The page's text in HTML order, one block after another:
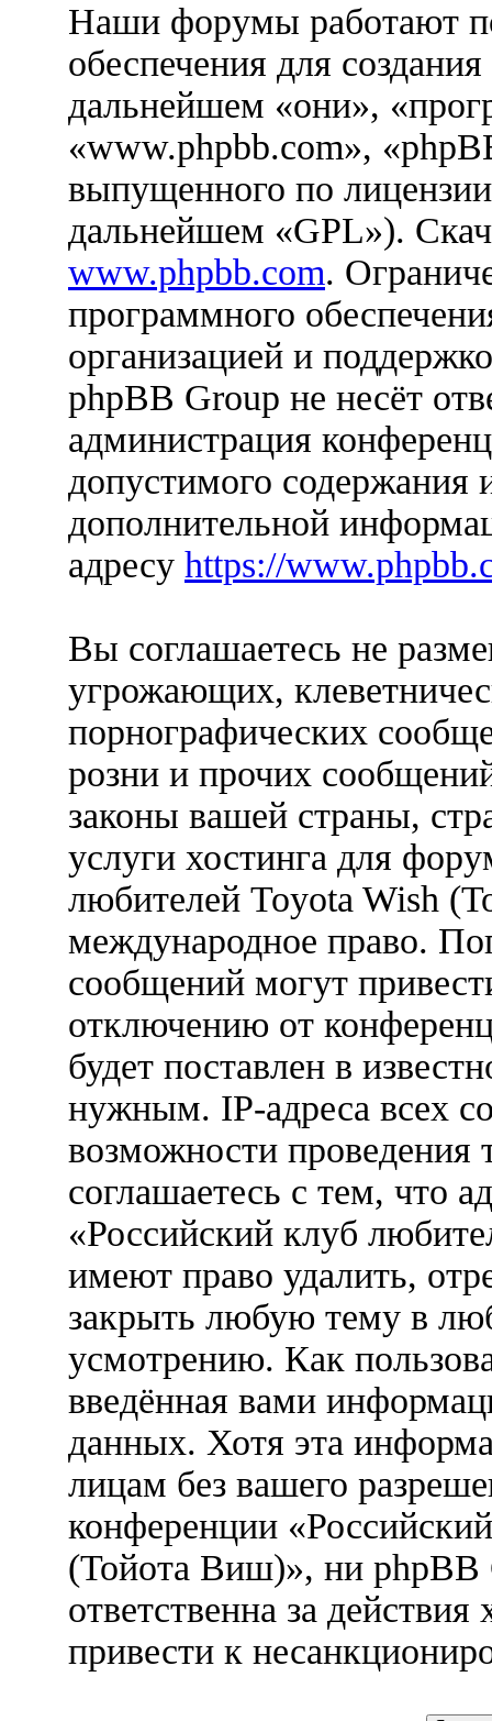
Наши форумы работают
обеспечения для
дальнейшем «они»,
«www.phpbb.com»,
выпущенного по
дальнейшем «GPL»).
www.phpbb.com.
программного
организацией и
phpBB Group не несёт
администрация
допустимого содержания
дополнительной
адресу https://
Вы соглашаетесь не
угрожающих,
порнографических
розни и прочих
законы вашей страны,
услуги хостинга для
любителей Toyota Wish
международное право.
сообщений могут
отключению от
будет поставлен в
нужным. IP-адреса всех
возможности
соглашаетесь с тем, что
«Российский клуб
имеют право удалить,
закрыть любую тему в
усмотрению. Как
введённая вами
данных. Хотя эта
лицам без вашего
конференции
(Тойота Виш)», ни phpBB
ответственна за
привести к